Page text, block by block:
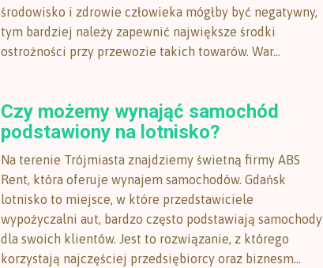
środowisko i zdrowie człowieka mógłby być negatywny,
tym bardziej należy zapewnić największe środki
ostrożności przy przewozie takich towarów. War...
Czy możemy wynająć samochód
podstawiony na lotnisko?
Na terenie Trójmiasta znajdziemy świetną firmy ABS
Rent, która oferuje wynajem samochodów. Gdańsk
lotnisko to miejsce, w które przedstawiciele
wypożyczalni aut, bardzo często podstawiają samochody
dla swoich klientów. Jest to rozwiązanie, z którego
korzystają najczęściej przedsiębiorcy oraz biznesm...